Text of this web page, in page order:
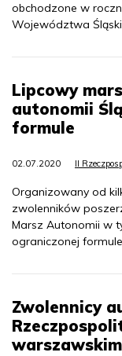
obchodzone w
Województwa
Lipcowy
autonomii
formule
02.07.2020 II
Organizowany od
zwolenników
Marsz Autonomii w
ograniczonej
Zwolennicy
warszawskim